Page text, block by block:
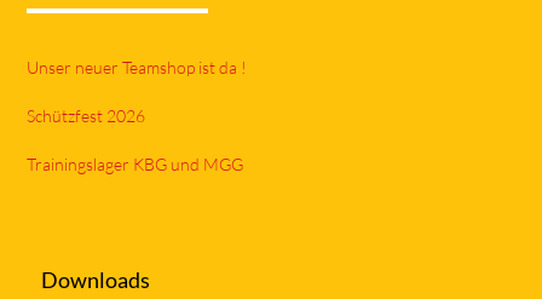
Unser neuer Teamshop ist da !
Schützfest 2026
Trainingslager KBG und MGG
Downloads